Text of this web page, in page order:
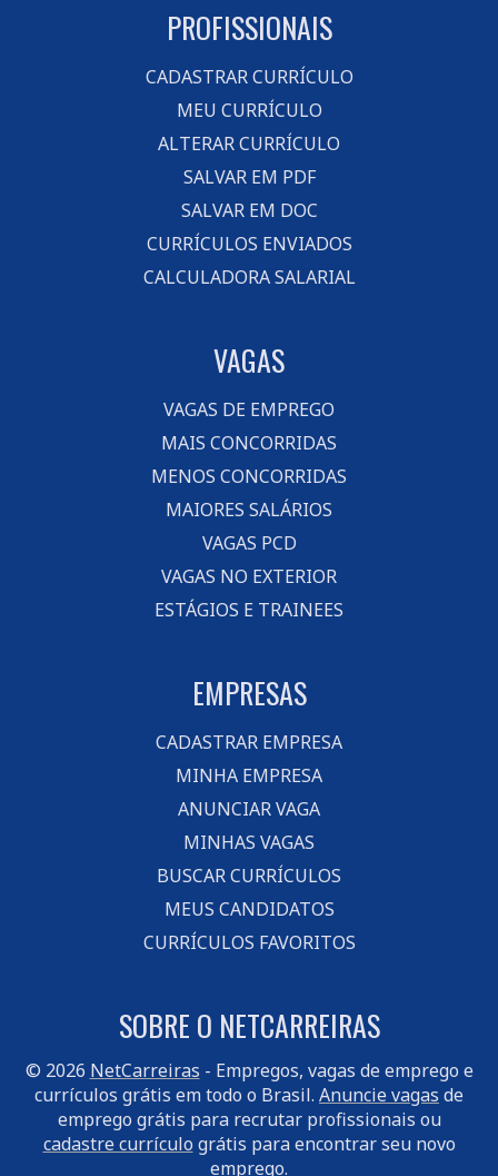
PROFISSIONAIS
CADASTRAR CURRÍCULO
MEU CURRÍCULO
ALTERAR CURRÍCULO
SALVAR EM PDF
SALVAR EM DOC
CURRÍCULOS ENVIADOS
CALCULADORA SALARIAL
VAGAS
VAGAS DE EMPREGO
MAIS CONCORRIDAS
MENOS CONCORRIDAS
MAIORES SALÁRIOS
VAGAS PCD
VAGAS NO EXTERIOR
ESTÁGIOS E TRAINEES
EMPRESAS
CADASTRAR EMPRESA
MINHA EMPRESA
ANUNCIAR VAGA
MINHAS VAGAS
BUSCAR CURRÍCULOS
MEUS CANDIDATOS
CURRÍCULOS FAVORITOS
SOBRE O NETCARREIRAS
© 2026 NetCarreiras - Empregos, vagas de emprego e
currículos grátis em todo o Brasil. Anuncie vagas de
emprego grátis para recrutar profissionais ou
cadastre currículo grátis para encontrar seu novo
emprego.